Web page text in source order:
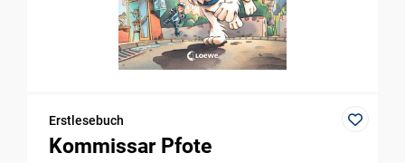
Erstlesebuch
Kommissar Pfote